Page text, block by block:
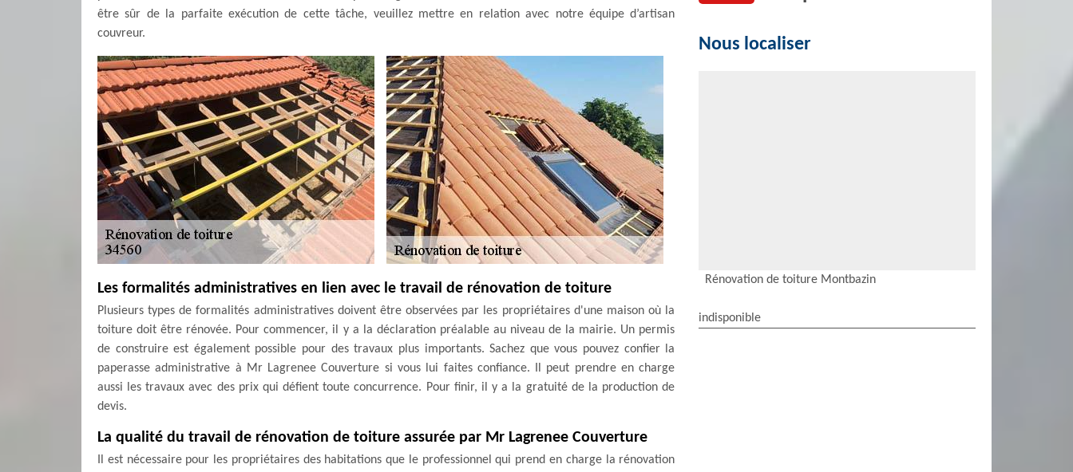
être sûr de la parfaite exécution de cette tâche, veuillez mettre en relation avec notre équipe d’artisan
couvreur.
Les formalités administratives en lien avec le travail de rénovation de toiture
Plusieurs types de formalités administratives doivent être observées par les propriétaires d'une maison où la
toiture doit être rénovée. Pour commencer, il y a la déclaration préalable au niveau de la mairie. Un permis
de construire est également possible pour des travaux plus importants. Sachez que vous pouvez confier la
paperasse administrative à Mr Lagrenee Couverture si vous lui faites confiance. Il peut prendre en charge
aussi les travaux avec des prix qui défient toute concurrence. Pour finir, il y a la gratuité de la production de
devis.
La qualité du travail de rénovation de toiture assurée par Mr Lagrenee Couverture
Il est nécessaire pour les propriétaires des habitations que le professionnel qui prend en charge la rénovation
Nous localiser
Rénovation de toiture Montbazin
indisponible